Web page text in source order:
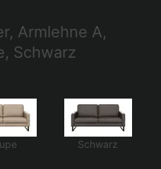
Armlehne A,
Schwarz
Schwarz